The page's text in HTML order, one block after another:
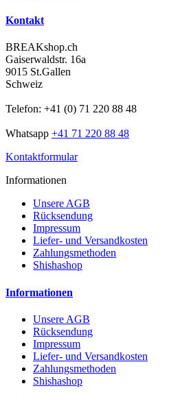
Kontakt
BREAKshop.ch
Gaiserwaldstr. 16a
9015 St.Gallen
Schweiz
Telefon: +41 (0) 71 220 88 48
Whatsapp +41 71 220 88 48
Kontaktformular
Informationen
Unsere AGB
Rücksendung
Impressum
Liefer- und Versandkosten
Zahlungsmethoden
Shishashop
Informationen
Unsere AGB
Rücksendung
Impressum
Liefer- und Versandkosten
Zahlungsmethoden
Shishashop